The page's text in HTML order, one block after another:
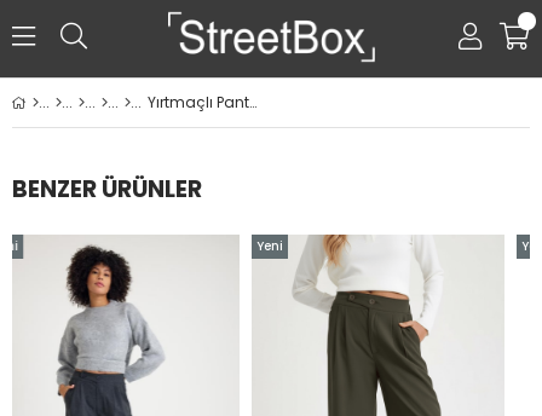
0
Yırtmaçlı Pantolon - Füme
BENZER ÜRÜNLER